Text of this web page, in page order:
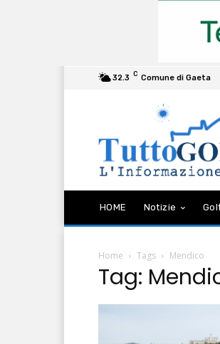
32.3 C Comune di Gaeta
HOME Notizie
Home Tags Mendico
Tag: